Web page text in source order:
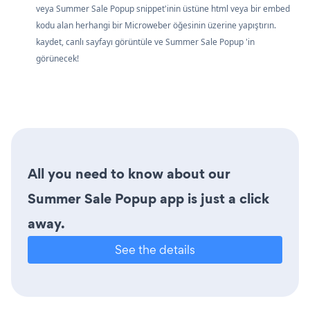
veya Summer Sale Popup snippet'inin üstüne html veya bir embed
kodu alan herhangi bir Microweber öğesinin üzerine yapıştırın.
kaydet, canlı sayfayı görüntüle ve Summer Sale Popup 'in
görünecek!
All you need to know about our
Summer Sale Popup app is just a click
away.
See the details